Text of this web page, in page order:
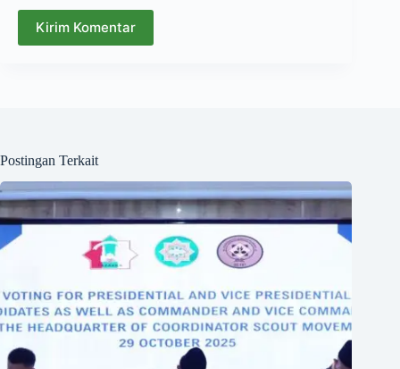
Kirim Komentar
Postingan Terkait